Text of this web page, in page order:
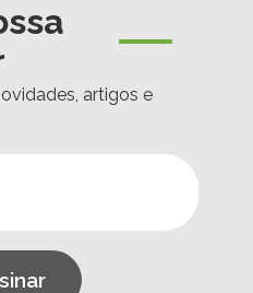
artigos e